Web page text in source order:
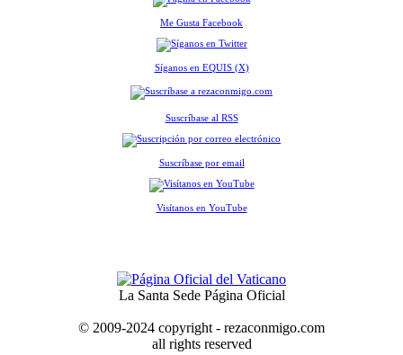
Me Gusta Facebook
Síganos en EQUIS (X)
Suscríbase al RSS
Suscríbase por email
Visítanos en YouTube
La Santa Sede Página Oficial
© 2009-2024 copyright - rezaconmigo.com
all rights reserved